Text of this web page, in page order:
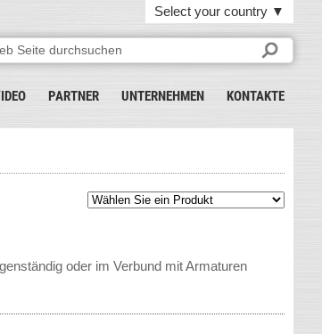
Select your country ▼
PARTNER UNTERNEHMEN KONTAKTE
oder im Verbund mit Armaturen